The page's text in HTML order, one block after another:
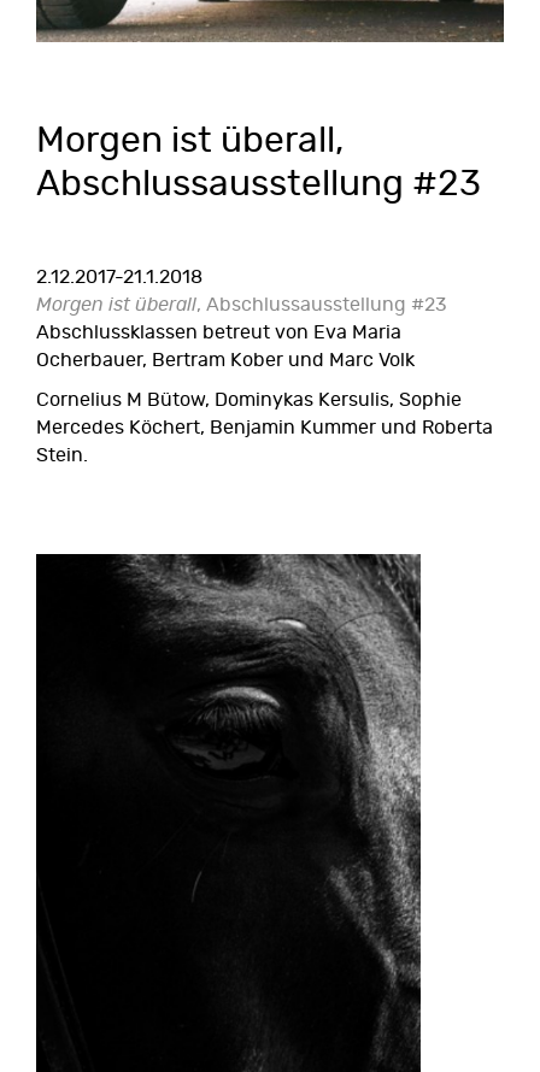
Morgen ist überall,
Abschlussausstellung #23
2.12.2017-21.1.2018
Morgen ist überall, Abschlussausstellung #23
Abschlussklassen betreut von Eva Maria
Ocherbauer, Bertram Kober und Marc Volk
Cornelius M Bütow, Dominykas Kersulis, Sophie
Mercedes Köchert, Benjamin Kummer und Roberta
Stein.